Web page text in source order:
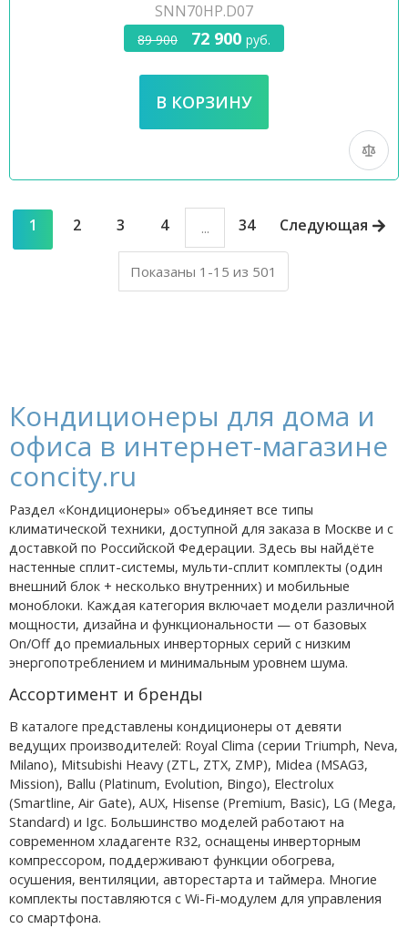
SNN70HP.D07
89 900 72 900 руб.
1 2 3 4 ... 34 Следующая
Показаны 1-15 из 501
Кондиционеры для дома и
офиса в интернет-магазине
concity.ru
Раздел «Кондиционеры» объединяет все типы
климатической техники, доступной для заказа в Москве и с
доставкой по Российской Федерации. Здесь вы найдёте
настенные сплит-системы, мульти-сплит комплекты (один
внешний блок + несколько внутренних) и мобильные
моноблоки. Каждая категория включает модели различной
мощности, дизайна и функциональности — от базовых
On/Off до премиальных инверторных серий с низким
энергопотреблением и минимальным уровнем шума.
Ассортимент и бренды
В каталоге представлены кондиционеры от девяти
ведущих производителей: Royal Clima (серии Triumph, Neva,
Milano), Mitsubishi Heavy (ZTL, ZTX, ZMP), Midea (MSAG3,
Mission), Ballu (Platinum, Evolution, Bingo), Electrolux
(Smartline, Air Gate), AUX, Hisense (Premium, Basic), LG (Mega,
Standard) и Igc. Большинство моделей работают на
современном хладагенте R32, оснащены инверторным
компрессором, поддерживают функции обогрева,
осушения, вентиляции, авторестарта и таймера. Многие
комплекты поставляются с Wi-Fi-модулем для управления
со смартфона.